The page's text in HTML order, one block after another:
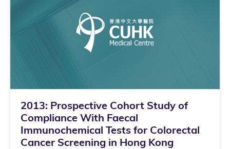
2013: Prospective Cohort Study of
Compliance With Faecal
Immunochemical Tests for Colorectal
Cancer Screening in Hong Kong